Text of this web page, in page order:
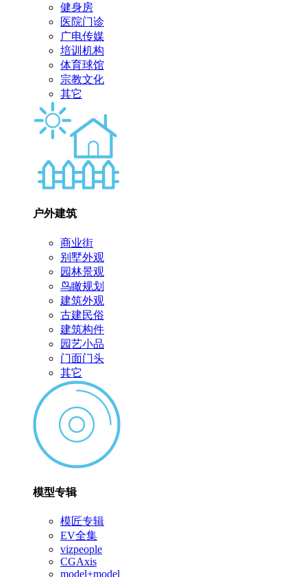
健身房
医院门诊
广电传媒
培训机构
体育球馆
宗教文化
其它
户外建筑
商业街
别墅外观
园林景观
鸟瞰规划
建筑外观
古建民俗
建筑构件
园艺小品
门面门头
其它
模型专辑
模匠专辑
EV全集
vizpeople
CGAxis
model+model